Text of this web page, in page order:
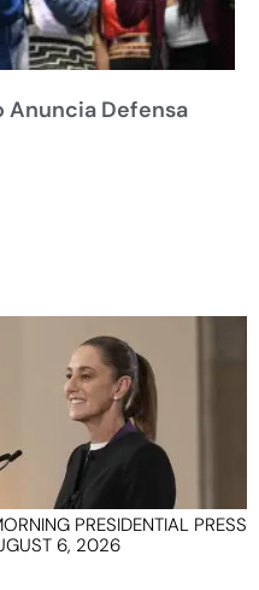
Anuncia Defensa
PRESIDENTIAL PRESS
6, 2026